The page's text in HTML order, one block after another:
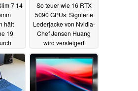
7 14
hält
19
So teuer wie 16 RTX
5090 GPUs: Signierte
Lederjacke von Nvidia-
Chef Jensen Huang
wird versteigert
10.07.2026